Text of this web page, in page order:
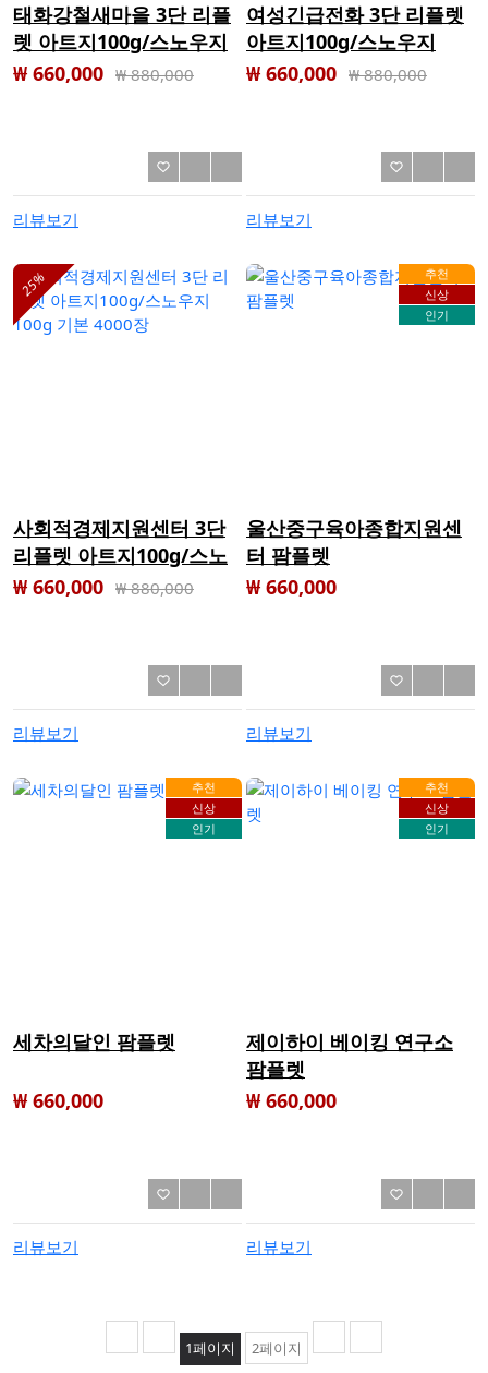
태화강철새마을 3단 리플
렛 아트지100g/스노우지
100g 기본 4000장
₩ 660,000 ₩880,000
리뷰보기
여성긴급전화 3단 리플렛
아트지100g/스노우지
100g 기본 4000장
₩ 660,000 ₩880,000
리뷰보기
25%
사회적경제지원센터 3단
리플렛 아트지100g/스노
우지 100g 기본 4000장
₩ 660,000 ₩880,000
리뷰보기
추천
신상
인기
울산중구육아종합지원센
터 팜플렛
₩ 660,000
리뷰보기
추천
신상
인기
세차의달인 팜플렛
₩ 660,000
리뷰보기
추천
신상
인기
제이하이 베이킹 연구소
팜플렛
₩ 660,000
리뷰보기
1페이지 2페이지